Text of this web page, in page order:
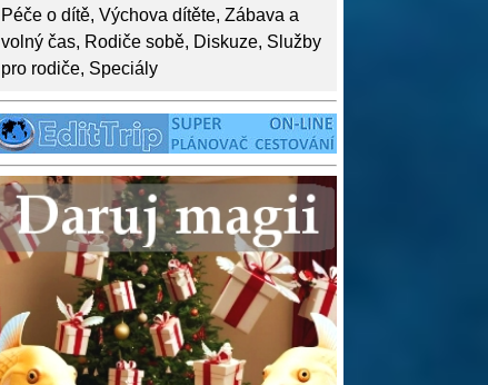
Péče o dítě, Výchova dítěte, Zábava a
volný čas, Rodiče sobě, Diskuze, Služby
pro rodiče, Speciály